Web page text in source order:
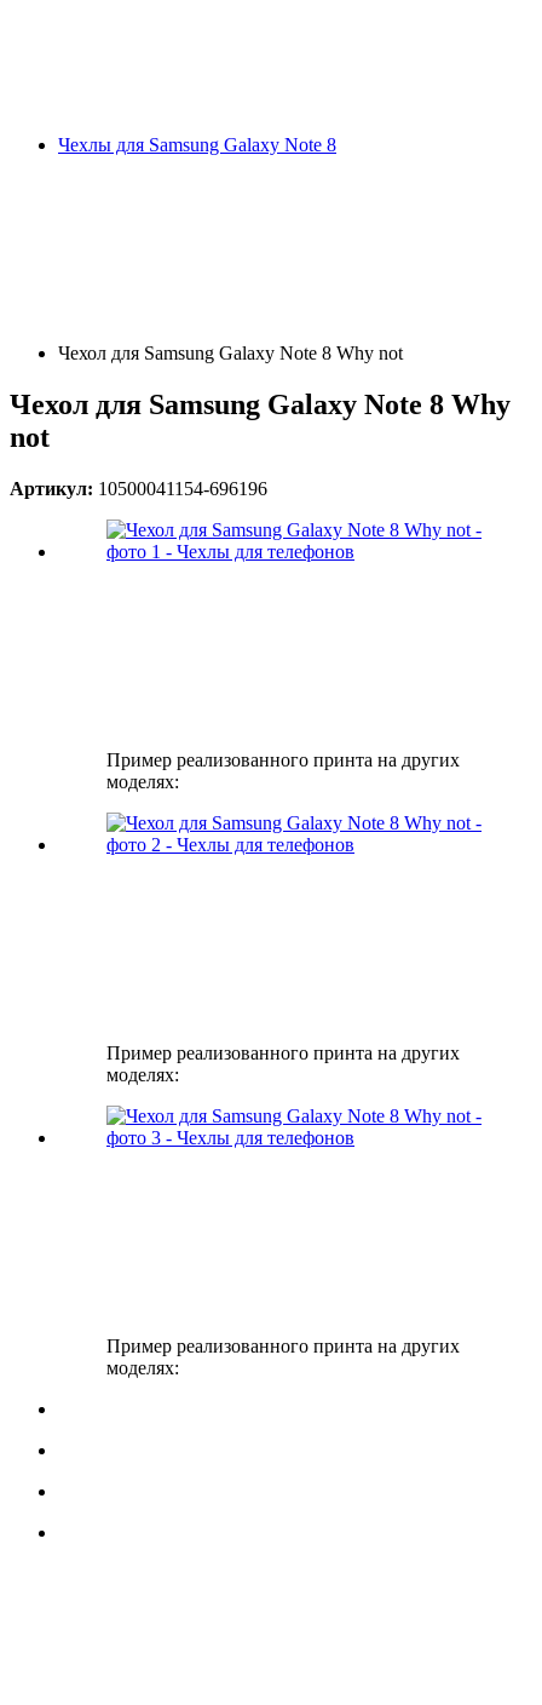
Чехлы для Samsung Galaxy Note 8
Чехол для Samsung Galaxy Note 8 Why not
Чехол для Samsung Galaxy Note 8 Why
not
Артикул: 10500041154-696196
Пример реализованного принта на других
моделях:
Пример реализованного принта на других
моделях:
Пример реализованного принта на других
моделях: